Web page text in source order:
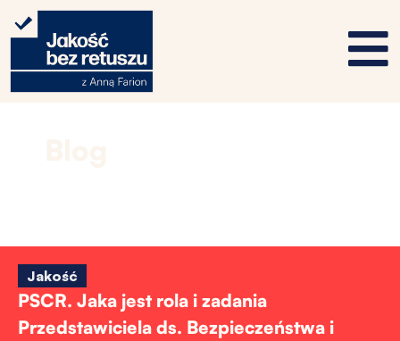
Jakość
PSCR. Jaka jest rola i zadania
Przedstawiciela ds. Bezpieczeństwa i